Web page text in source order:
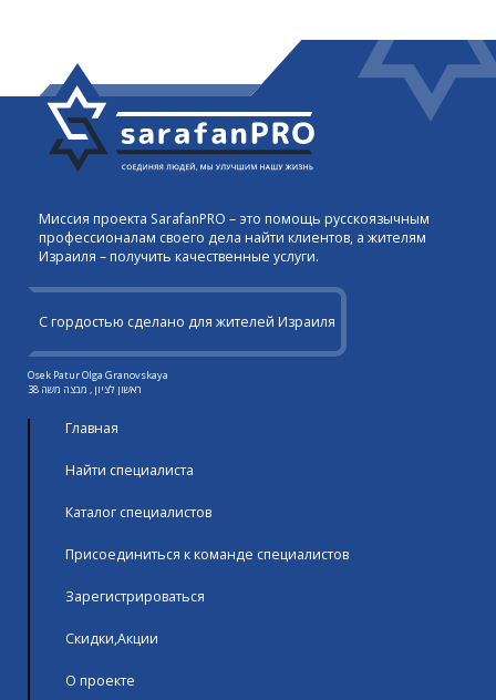
Миссия проекта SarafanPRO – это помощь русскоязычным
профессионалам своего дела найти клиентов, а жителям
Израиля – получить качественные услуги.
С гордостью сделано для жителей Израиля
Osek Patur Olga Granovskaya
ראשון לציון , מבצה משה 38
Главная
Найти специалиста
Каталог специалистов
Присоединиться к команде специалистов
Зарегистрироваться
Скидки,Акции
О проекте